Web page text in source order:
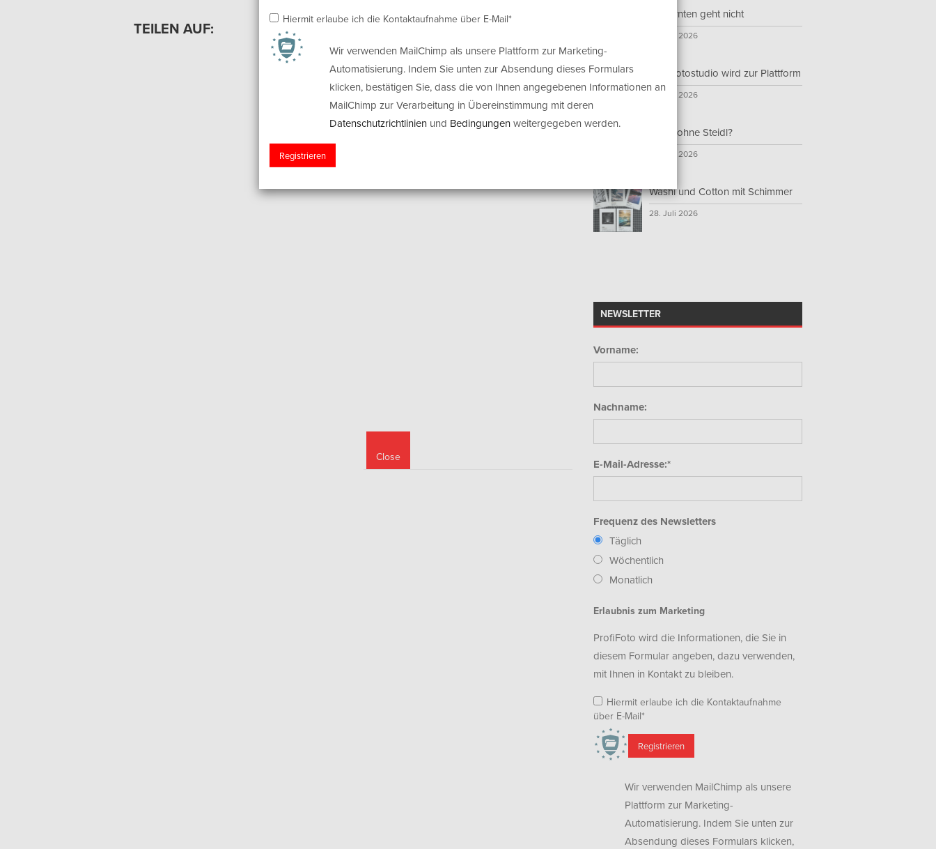
TEILEN AUF:
Nur ernten geht nicht
23. Juli 2026
Das Fotostudio wird zur Plattform
28. Juli 2026
Steidl ohne Steidl?
22. Juli 2026
Washi und Cotton mit Schimmer
28. Juli 2026
NEWSLETTER
Vorname:
Nachname:
E-Mail-Adresse:*
Frequenz des Newsletters
Täglich
Wöchentlich
Monatlich
Erlaubnis zum Marketing
ProfiFoto wird die Informationen, die Sie in
diesem Formular angeben, dazu verwenden,
mit Ihnen in Kontakt zu bleiben.
Hiermit erlaube ich die Kontaktaufnahme
über E-Mail*
Wir verwenden MailChimp als unsere
Plattform zur Marketing-
Automatisierung. Indem Sie unten zur
Absendung dieses Formulars klicken,
Close
Hiermit erlaube ich die Kontaktaufnahme über E-Mail*
Wir verwenden MailChimp als unsere Plattform zur Marketing-
Automatisierung. Indem Sie unten zur Absendung dieses Formulars
klicken, bestätigen Sie, dass die von Ihnen angegebenen Informationen an
MailChimp zur Verarbeitung in Übereinstimmung mit deren
Datenschutzrichtlinienund Bedingungenweitergegeben werden.